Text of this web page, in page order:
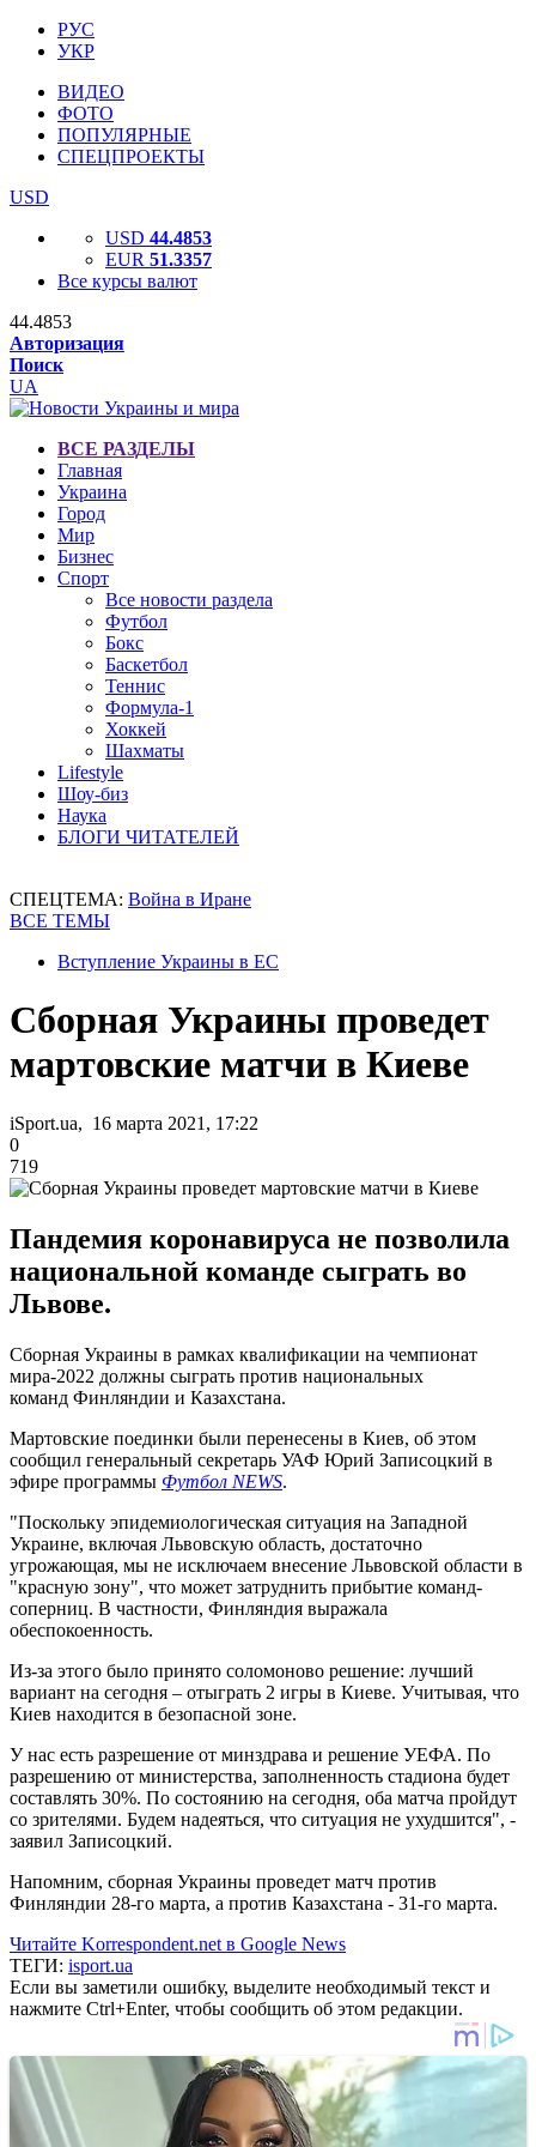
РУС
УКР
ВИДЕО
ФОТО
ПОПУЛЯРНЫЕ
СПЕЦПРОЕКТЫ
USD
USD 44.4853
EUR 51.3357
Все курсы валют
44.4853
Авторизация
Поиск
UA
ВСЕ РАЗДЕЛЫ
Главная
Украина
Город
Мир
Бизнес
Спорт
Все новости раздела
Футбол
Бокс
Баскетбол
Теннис
Формула-1
Хоккей
Шахматы
Lifestyle
Шоу-биз
Наука
БЛОГИ ЧИТАТЕЛЕЙ
СПЕЦТЕМА: Война в Иране
ВСЕ ТЕМЫ
Вступление Украины в ЕС
Сборная Украины проведет
мартовские матчи в Киеве
iSport.ua, 16 марта 2021, 17:22
0
719
Пандемия коронавируса не позволила
национальной команде сыграть во
Львове.
Сборная Украины в рамках квалификации на чемпионат
мира-2022 должны сыграть против национальных
команд Финляндии и Казахстана.
Мартовские поединки были перенесены в Киев, об этом
сообщил генеральный секретарь УАФ Юрий Записоцкий в
эфире программы Футбол NEWS.
"Поскольку эпидемиологическая ситуация на Западной
Украине, включая Львовскую область, достаточно
угрожающая, мы не исключаем внесение Львовской области в
"красную зону", что может затруднить прибытие команд-
соперниц. В частности, Финляндия выражала
обеспокоенность.
Из-за этого было принято соломоново решение: лучший
вариант на сегодня – отыграть 2 игры в Киеве. Учитывая, что
Киев находится в безопасной зоне.
У нас есть разрешение от минздрава и решение УЕФА. По
разрешению от министерства, заполненность стадиона будет
составлять 30%. По состоянию на сегодня, оба матча пройдут
со зрителями. Будем надеяться, что ситуация не ухудшится", -
заявил Записоцкий.
Напомним, сборная Украины проведет матч против
Финляндии 28-го марта, а против Казахстана - 31-го марта.
Читайте Korrespondent.net в Google News
ТЕГИ: isport.ua
Если вы заметили ошибку, выделите необходимый текст и
нажмите Ctrl+Enter, чтобы сообщить об этом редакции.